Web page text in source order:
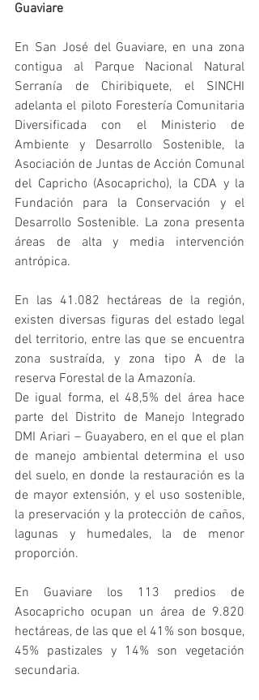
Guaviare
En San José del Guaviare, en una zona
contigua al Parque Nacional Natural
Serranía de Chiribiquete, el SINCHI
adelanta el piloto Forestería Comunitaria
Diversificada con el Ministerio de
Ambiente y Desarrollo Sostenible, la
Asociación de Juntas de Acción Comunal
del Capricho (Asocapricho), la CDA y la
Fundación para la Conservación y el
Desarrollo Sostenible. La zona presenta
áreas de alta y media intervención
antrópica.
En las 41.082 hectáreas de la región,
existen diversas figuras del estado legal
del territorio, entre las que se encuentra
zona sustraída, y zona tipo A de la
reserva Forestal de la Amazonía.
De igual forma, el 48,5% del área hace
parte del Distrito de Manejo Integrado
DMI Ariari – Guayabero, en el que el plan
de manejo ambiental determina el uso
del suelo, en donde la restauración es la
de mayor extensión, y el uso sostenible,
la preservación y la protección de caños,
lagunas y humedales, la de menor
proporción.
En Guaviare los 113 predios de
Asocapricho ocupan un área de 9.820
hectáreas, de las que el 41% son bosque,
45% pastizales y 14% son vegetación
secundaria.